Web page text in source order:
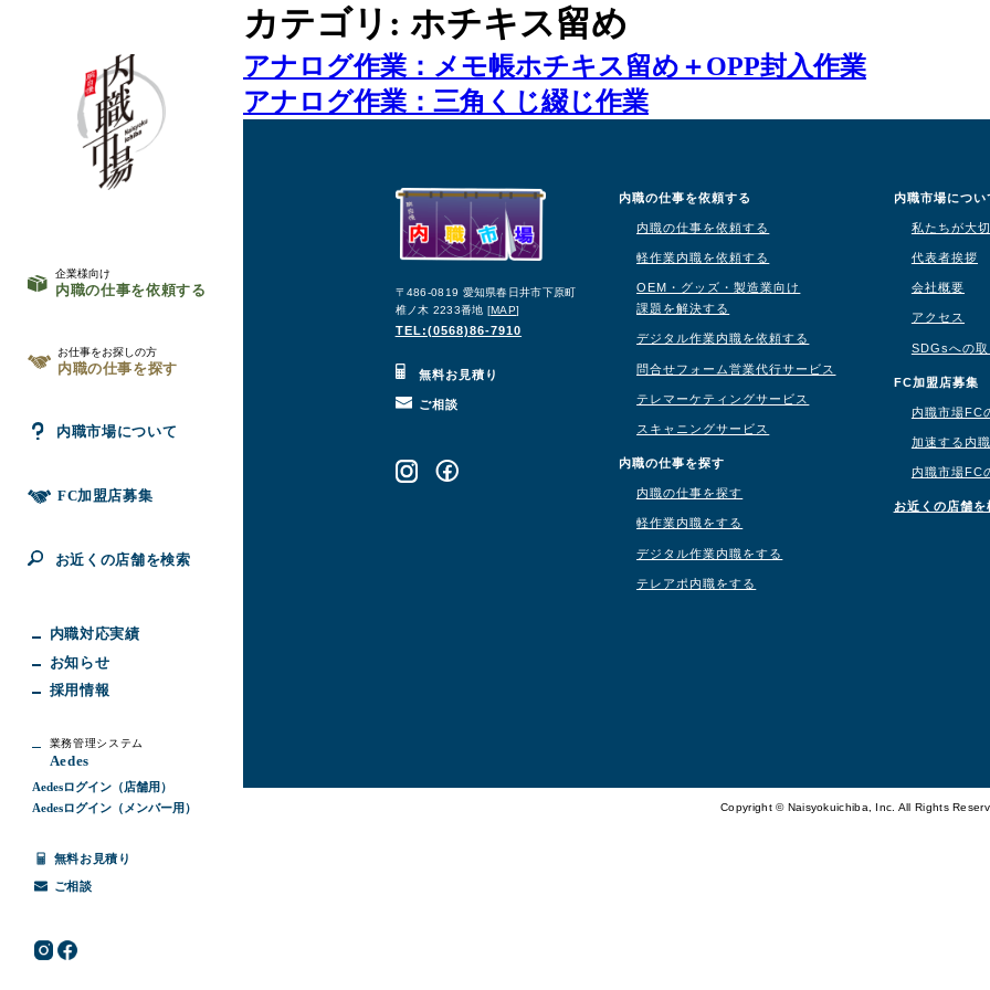
企業様向け
内職の仕事を依頼する
お仕事をお探しの方
内職の仕事を探す
内職市場について
FC加盟店募集
お近くの店舗を検索
内職対応実績
お知らせ
採用情報
業務管理システム
Aedes
Aedesログイン（店舗用）
Aedesログイン（メンバー用）
無料お見積り
ご相談
カテゴリ: ホチキス留め
アナログ作業：メモ帳ホチキス留め＋OPP封入作業
アナログ作業：三角くじ綴じ作業
〒486-0819 愛知県春日井市下原町
椎ノ木 2233番地 [MAP]
TEL:(0568)86-7910
無料お見積り
ご相談
内職の仕事を依頼する
内職の仕事を依頼する
軽作業内職を依頼する
OEM・グッズ・製造業向け
課題を解決する
デジタル作業内職を依頼する
問合せフォーム営業代行サービス
テレマーケティングサービス
スキャニングサービス
内職の仕事を探す
内職の仕事を探す
軽作業内職をする
デジタル作業内職をする
テレアポ内職をする
内職市場につい
私たちが大
代表者挨拶
会社概要
アクセス
SDGsへの
FC加盟店募集
内職市場FC
加速する内
内職市場FC
お近くの店舗を
Copyright © Naisyokuichiba, Inc. All Rights